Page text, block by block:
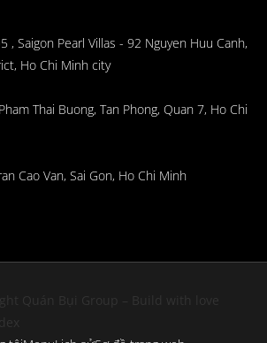
, Saigon Pearl Villas - 92 Nguyen Huu Canh,
Ho Chi Minh city
Thai Buong, Tan Phong, Quan 7, Ho Chi
Cao Van, Sai Gon, Ho Chi Minh
Quán Bụi Group – Build with love